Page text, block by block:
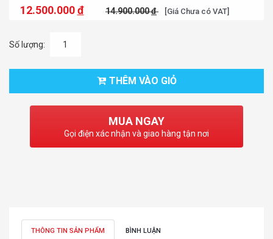
12.500.000đ 14.900.000đ [Giá Chưa có VAT]
Số lượng:
THÊM VÀO GIỎ
MUA NGAY
Gọi điện xác nhận và giao hàng tận nơi
THÔNG TIN SẢN PHẨM BÌNH LUẬN